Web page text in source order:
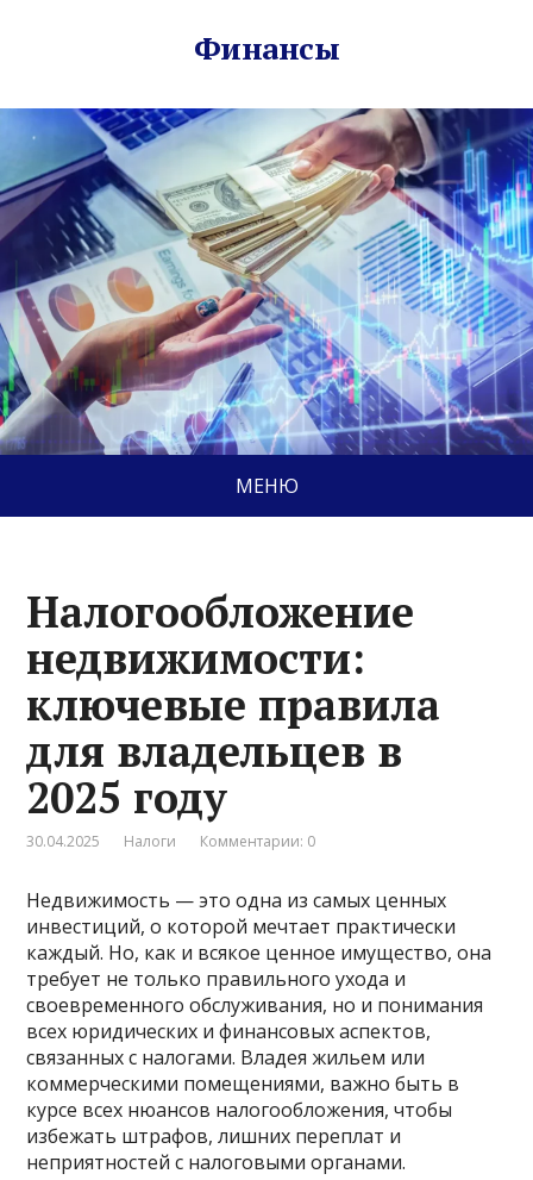
Финансы
МЕНЮ
Налогообложение
недвижимости:
ключевые правила
для владельцев в
2025 году
30.04.2025 Налоги Комментарии: 0
Недвижимость — это одна из самых ценных
инвестиций, о которой мечтает практически
каждый. Но, как и всякое ценное имущество, она
требует не только правильного ухода и
своевременного обслуживания, но и понимания
всех юридических и финансовых аспектов,
связанных с налогами. Владея жильем или
коммерческими помещениями, важно быть в
курсе всех нюансов налогообложения, чтобы
избежать штрафов, лишних переплат и
неприятностей с налоговыми органами.